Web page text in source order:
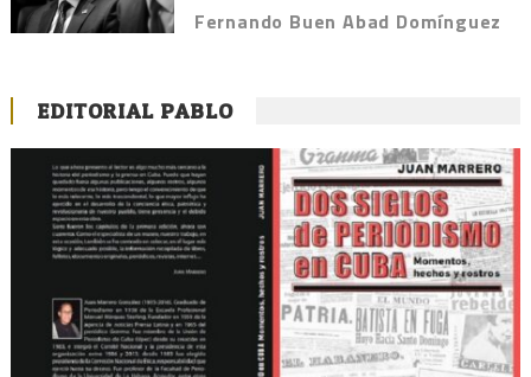
Fernando Buen Abad Domínguez
EDITORIAL PABLO